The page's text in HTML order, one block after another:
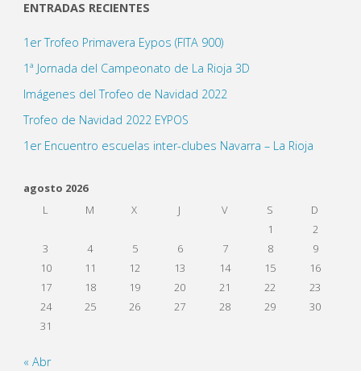
ENTRADAS RECIENTES
1er Trofeo Primavera Eypos (FITA 900)
1ª Jornada del Campeonato de La Rioja 3D
Imágenes del Trofeo de Navidad 2022
Trofeo de Navidad 2022 EYPOS
1er Encuentro escuelas inter-clubes Navarra – La Rioja
agosto 2026
L
M X J V S
D
1
2
3
4 5 6 7 8
9
10
11 12 13 14 15
16
17
18 19 20 21 22
23
24
25 26 27 28 29
30
31
« Abr